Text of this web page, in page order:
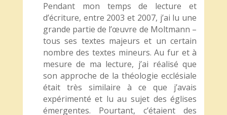
Pendant mon temps de lecture et
d’écriture, entre 2003 et 2007, j’ai lu une
grande partie de l’œuvre de Moltmann –
tous ses textes majeurs et un certain
nombre des textes mineurs. Au fur et à
mesure de ma lecture, j’ai réalisé que
son approche de la théologie ecclésiale
était très similaire à ce que j’avais
expérimenté et lu au sujet des églises
émergentes. Pourtant, c’étaient des